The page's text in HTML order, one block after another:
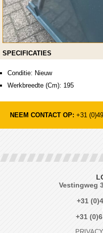
SPECIFICATIES
Conditie: Nieuw
Werkbreedte (Cm): 195
NEEM CONTACT OP: +31
Vestingweg
+31
+31